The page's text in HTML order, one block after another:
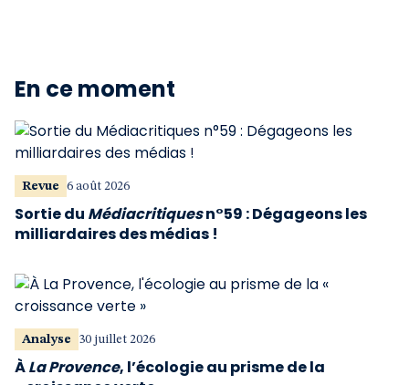
En ce moment
Revue 6 août 2026
Sortie du Médiacritiquesn°59 : Dégageons les
milliardaires des médias !
Analyse 30 juillet 2026
ÀLa Provence, l’écologie au prisme de la